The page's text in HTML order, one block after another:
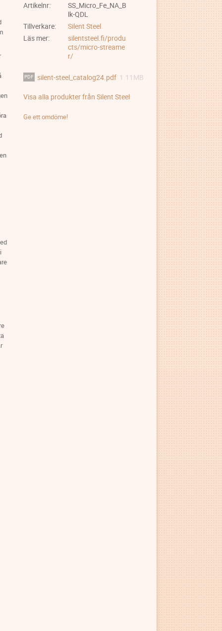
Artikelnr
SS_Micro_Fe_NA_B
lk-QDL
Tillverkare
Silent Steel
Läs mer
silentsteel.fi/produ
cts/micro-streame
r/
silent-steel_catalog24.pdf 1.11MB
Visa alla produkter från Silent Steel
Ge ett omdöme!